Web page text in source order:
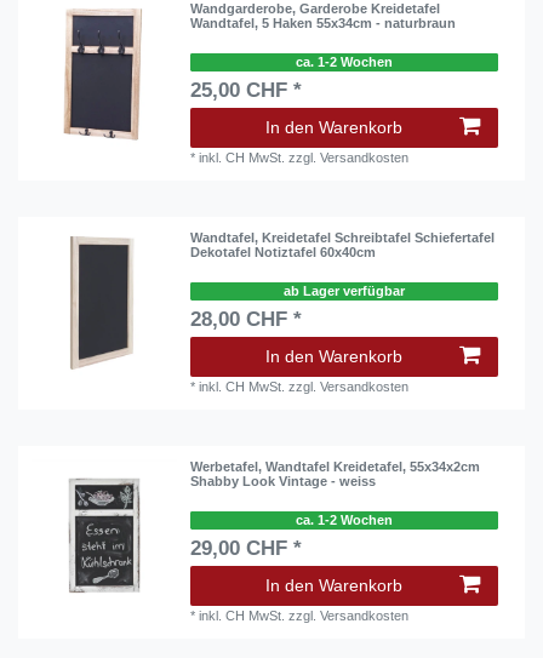
Wandgarderobe, Garderobe Kreidetafel
Wandtafel, 5 Haken 55x34cm - naturbraun
ca. 1-2 Wochen
25,00 CHF *
In den Warenkorb
*inkl. CH MwSt. zzgl.Versandkosten
Wandtafel, Kreidetafel Schreibtafel Schiefertafel
Dekotafel Notiztafel 60x40cm
ab Lager verfügbar
28,00 CHF *
In den Warenkorb
*inkl. CH MwSt. zzgl.Versandkosten
Werbetafel, Wandtafel Kreidetafel, 55x34x2cm
Shabby Look Vintage - weiss
ca. 1-2 Wochen
29,00 CHF *
In den Warenkorb
*inkl. CH MwSt. zzgl.Versandkosten